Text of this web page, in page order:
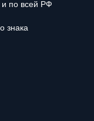
и по всей РФ
знака